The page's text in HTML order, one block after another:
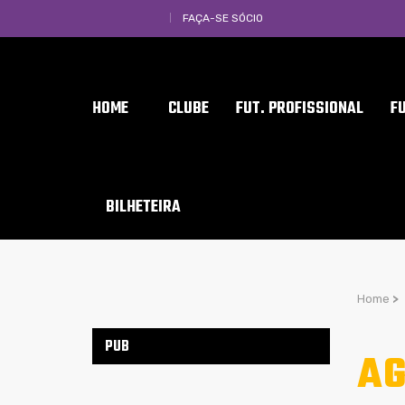
FAÇA-SE SÓCIO
HOME CLUBE FUT. PROFISSIONAL
BILHETEIRA
Home >
PUB